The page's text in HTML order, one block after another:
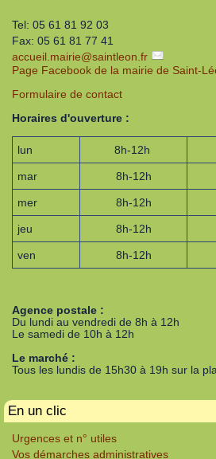
Tel: 05 61 81 92 03
Fax: 05 61 81 77 41
accueil.mairie@saintleon.fr
Page Facebook de la mairie de Saint-
Formulaire de contact
Horaires d'ouverture :
lun 8h-12h
mar 8h-12h
mer 8h-12h
jeu 8h-12h
ven 8h-12h
Agence postale :
Du lundi au vendredi de 8h à 12h
Le samedi de 10h à 12h
Le marché :
Tous les lundis de 15h30 à 19h sur la
En un clic
Urgences et n° utiles
Vos démarches administratives